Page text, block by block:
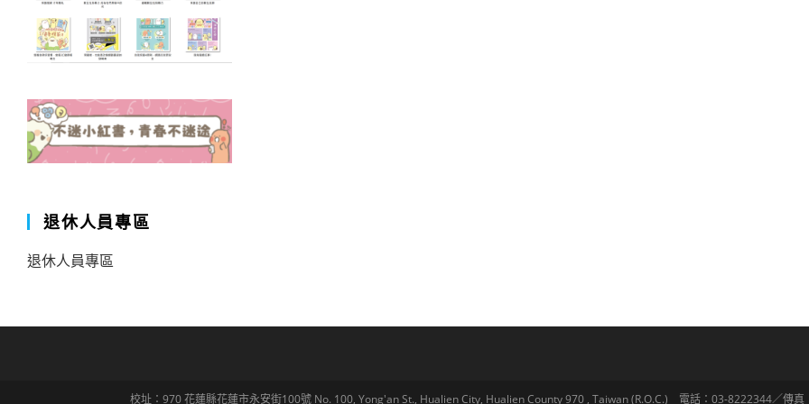
退休人員專區
退休人員專區
校址：970 花蓮縣花蓮市永安街100號 No. 100, Yong'an St., Hualien City, Hualien County 970 , Taiwan (R.O.C.) 電話：03-8222344／傳